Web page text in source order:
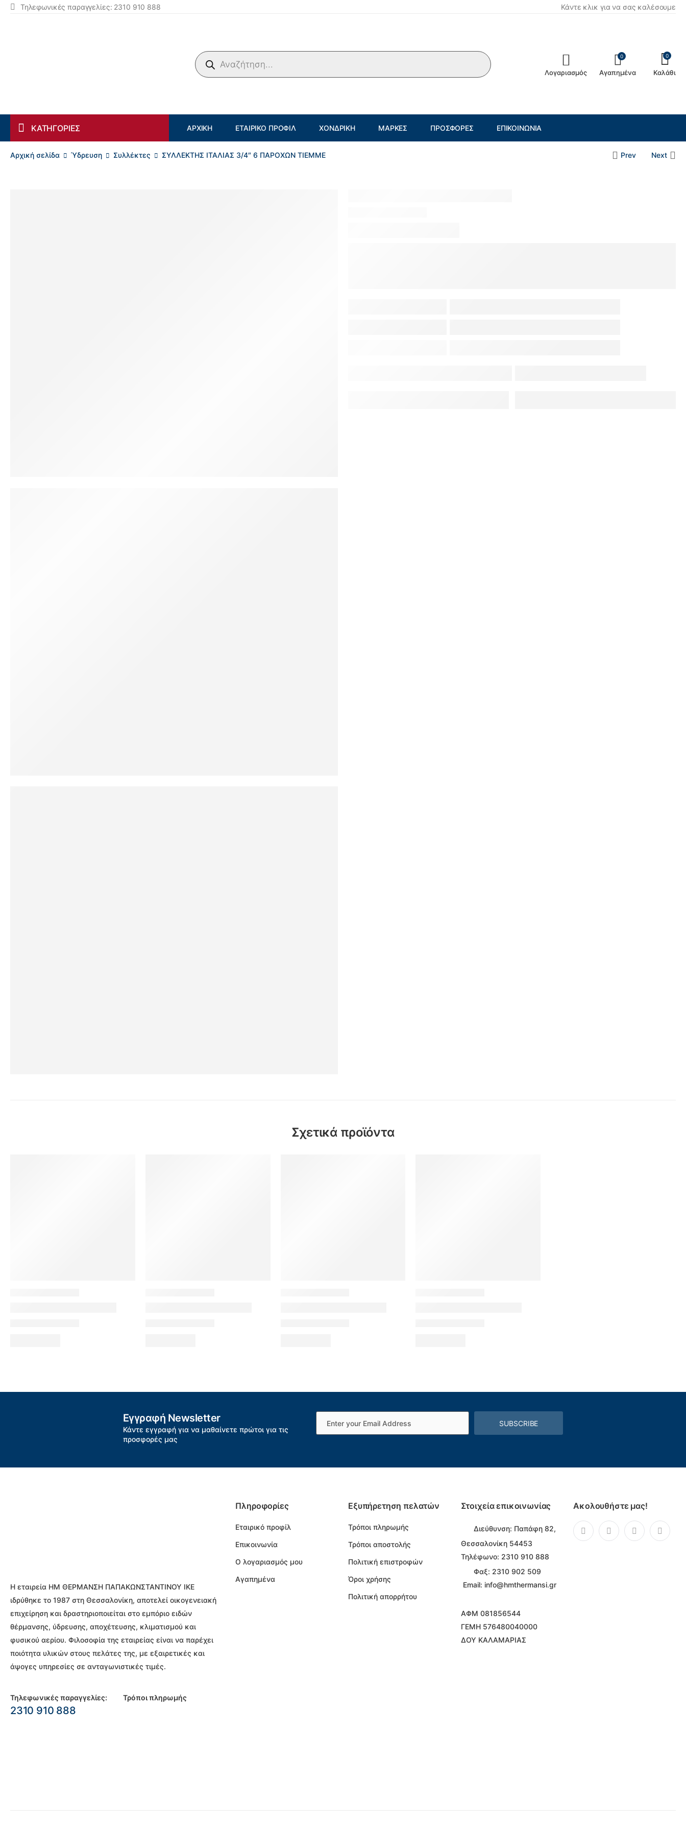
Τηλεφωνικές παραγγελίες: 2310 910 888 Κάντε κλικ για να σας καλέσουμε
Products search
Λογαριασμός
0
Αγαπημένα
0
Καλάθι
ΚΑΤΗΓΟΡΙΕΣ ΑΡΧΙΚΉ ΕΤΑΙΡΙΚΌ ΠΡΟΦΊΛ ΧΟΝΔΡΙΚΉ ΜΆΡΚΕΣ ΠΡΟΣΦΟΡΈΣ ΕΠΙΚΟΙΝΩΝΊΑ
Αρχική σελίδα Ύδρευση Συλλέκτες ΣΥΛΛΕΚΤΗΣ ΙΤΑΛΙΑΣ 3/4″ 6 ΠΑΡΟΧΩΝ TIEMME Prev Next
Σχετικά προϊόντα
Εγγραφή Newsletter
Κάντε εγγραφή για να μαθαίνετε πρώτοι για τις
προσφορές μας
SUBSCRIBE
Η εταιρεία ΗΜ ΘΕΡΜΑΝΣΗ ΠΑΠΑΚΩΝΣΤΑΝΤΙΝΟΥ ΙΚΕ
ιδρύθηκε το 1987 στη Θεσσαλονίκη, αποτελεί οικογενειακή
επιχείρηση και δραστηριοποιείται στο εμπόριο ειδών
θέρμανσης, ύδρευσης, αποχέτευσης, κλιματισμού και
φυσικού αερίου. Φιλοσοφία της εταιρείας είναι να παρέχει
ποιότητα υλικών στους πελάτες της, με εξαιρετικές και
άψογες υπηρεσίες σε ανταγωνιστικές τιμές.
Τηλεφωνικές παραγγελίες:
2310 910 888
Τρόποι πληρωμής
Πληροφορίες
Εταιρικό προφίλ
Επικοινωνία
Ο λογαριασμός μου
Αγαπημένα
Εξυπήρετηση πελατών
Τρόποι πληρωμής
Τρόποι αποστολής
Πολιτική επιστροφών
Όροι χρήσης
Πολιτική απορρήτου
Στοιχεία επικοινωνίας
Διεύθυνση: Παπάφη 82,
Θεσσαλονίκη 54453
Τηλέφωνο: 2310 910 888
Φαξ: 2310 902 509
Email: info@hmthermansi.gr
ΑΦΜ 081856544
ΓΕΜΗ 576480040000
ΔΟΥ ΚΑΛΑΜΑΡΙΑΣ
Ακολουθήστε μας!